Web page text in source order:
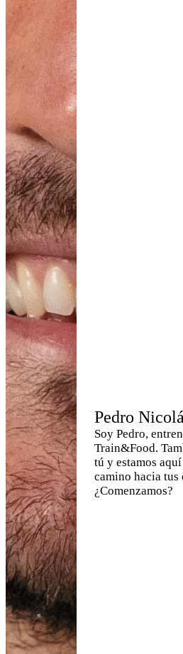
Pedro
Soy Pedro,
Train&Food.
tú y estamos
camino hacia
¿Comenzamos?